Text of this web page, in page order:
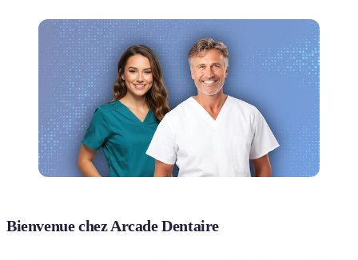
Bienvenue chez Arcade Dentaire